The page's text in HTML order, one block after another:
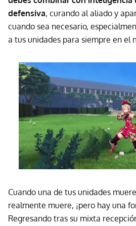
defensiva, curando al aliado y
cuando sea necesario,
a tus unidades para siempre en el
Cuando una de tus unidades
realmente muere, ¡pero hay una
Regresando tras su mixta